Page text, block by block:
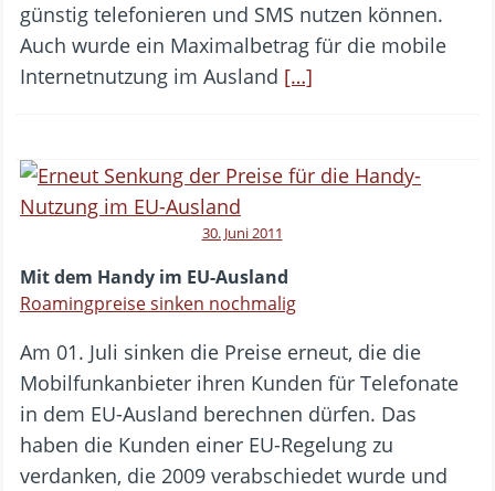
günstig telefonieren und SMS nutzen können.
Auch wurde ein Maximalbetrag für die mobile
Internetnutzung im Ausland […]
30. Juni 2011
Mit dem Handy im EU-Ausland
Roamingpreise sinken nochmalig
Am 01. Juli sinken die Preise erneut, die die
Mobilfunkanbieter ihren Kunden für Telefonate
in dem EU-Ausland berechnen dürfen. Das
haben die Kunden einer EU-Regelung zu
verdanken, die 2009 verabschiedet wurde und